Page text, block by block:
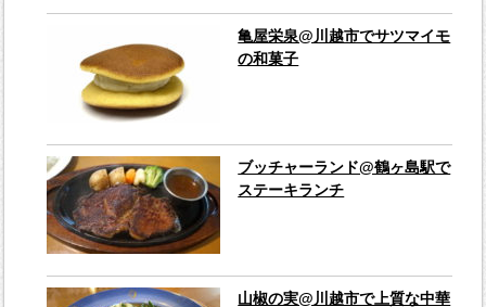
亀屋栄泉@川越市でサツマイモ
の和菓子
ブッチャーランド@鶴ヶ島駅で
ステーキランチ
山椒の実@川越市で上質な中華